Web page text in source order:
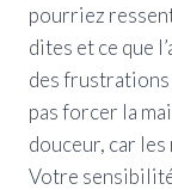
pourriez
dites et ce que
des frustrations
pas forcer la
douceur, car
Votre